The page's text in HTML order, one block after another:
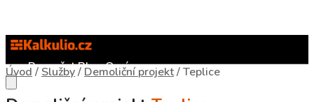
RozpočetBlogO nás
Úvod / Služby/ Demoliční projekt/Teplice